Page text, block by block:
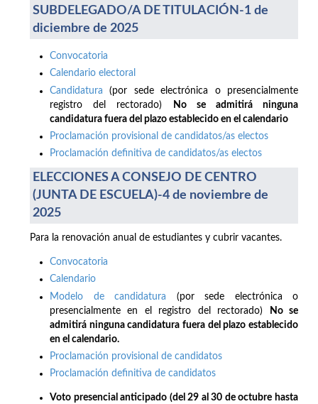
SUBDELEGADO/A DE TITULACIÓN-1 de
diciembre de 2025
Convocatoria
Calendario electoral
Candidatura (por sede electrónica o presencialmente
registro del rectorado)
No se admitirá ninguna
candidatura fuera del plazo establecido en el calendario
Proclamación provisional de candidatos/as electos
Proclamación definitiva de candidatos/as electos
ELECCIONES A CONSEJO DE CENTRO
(JUNTA DE ESCUELA)-4 de noviembre de
2025
Para la renovación anual de estudiantes y cubrir vacantes.
Convocatoria
Calendario
Modelo de candidatura (por sede electrónica o
presencialmente en el registro del rectorado)
No se
admitirá ninguna candidatura fuera del plazo establecido
en el calendario.
Proclamación provisional de candidatos
Proclamación definitiva de candidatos
Voto presencial anticipado (del 29 al 30 de octubre hasta